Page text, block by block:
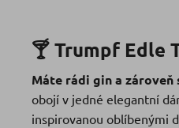
🍸 Trumpf Edle
Máte rádi gin a
obojí v jedné elegantní
inspirovanou oblíbenými